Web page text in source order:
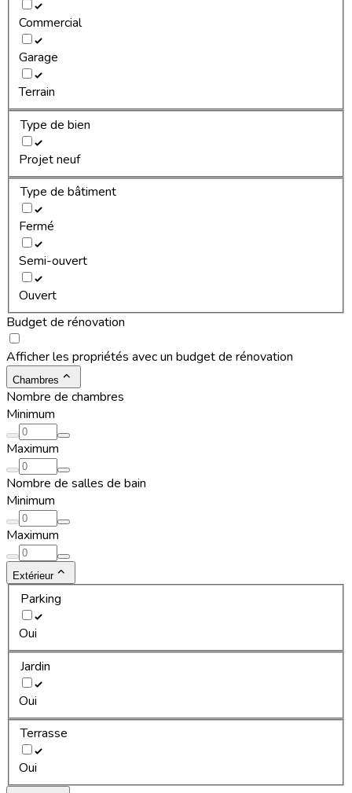
Commercial
Garage
Terrain
Type de bien
Projet neuf
Type de bâtiment
Fermé
Semi-ouvert
Ouvert
Budget de rénovation
Afficher les propriétés avec un budget de rénovation
Chambres
Nombre de chambres
Minimum
Maximum
Nombre de salles de bain
Minimum
Maximum
Extérieur
Parking
Oui
Jardin
Oui
Terrasse
Oui